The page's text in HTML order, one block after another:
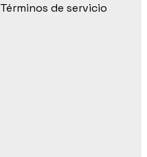
Términos de servicio